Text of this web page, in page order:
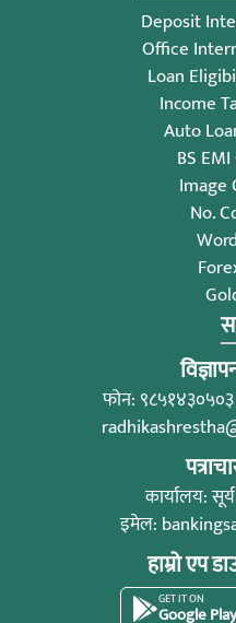
Deposit
Office
Loan
Income
Auto
BS
Image
No.
फोन: ९८५१४३०५०३
कार्यालय:
इमेल:
हाम्रो एप
GET IT ON
Google Play